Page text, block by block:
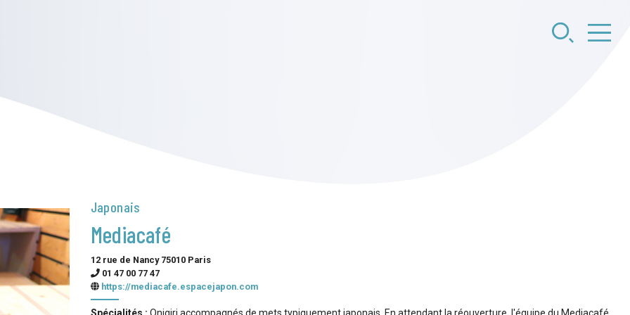
Japonais
Mediacafé
12 rue de Nancy 75010 Paris
01 47 00 77 47
https://mediacafe.espacejapon.com